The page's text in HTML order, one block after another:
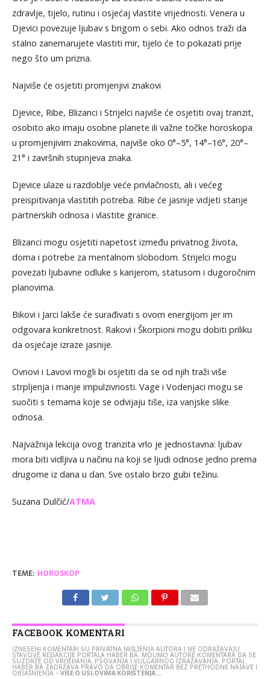
zdravlje, tijelo, rutinu i osjećaj vlastite vrijednosti. Venera u
Djevici povezuje ljubav s brigom o sebi. Ako odnos traži da
stalno zanemarujete vlastiti mir, tijelo će to pokazati prije
nego što um prizna.
Najviše će osjetiti promjenjivi znakovi
Djevice, Ribe, Blizanci i Strijelci najviše će osjetiti ovaj tranzit,
osobito ako imaju osobne planete ili važne točke horoskopa
u promjenjivim znakovima, najviše oko 0°–5°, 14°–16°, 20°–
21° i završnih stupnjeva znaka.
Djevice ulaze u razdoblje veće privlačnosti, ali i većeg
preispitivanja vlastitih potreba. Ribe će jasnije vidjeti stanje
partnerskih odnosa i vlastite granice.
Blizanci mogu osjetiti napetost između privatnog života,
doma i potrebe za mentalnom slobodom. Strijelci mogu
povezati ljubavne odluke s karijerom, statusom i dugoročnim
planovima.
Bikovi i Jarci lakše će surađivati s ovom energijom jer im
odgovara konkretnost. Rakovi i Škorpioni mogu dobiti priliku
da osjećaje izraze jasnije.
Ovnovi i Lavovi mogli bi osjetiti da se od njih traži više
strpljenja i manje impulzivnosti. Vage i Vodenjaci mogu se
suočiti s temama koje se odvijaju tiše, iza vanjske slike
odnosa.
Najvažnija lekcija ovog tranzita vrlo je jednostavna: ljubav
mora biti vidljiva u načinu na koji se ljudi odnose jedno prema
drugome iz dana u dan. Sve ostalo brzo gubi težinu.
Suzana Dulčić/ATMA
TEME: HOROSKOP
FACEBOOK KOMENTARI
IZNESENI KOMENTARI SU PRIVATNA MIŠLJENJA AUTORA I NE ODRAŽAVAJU
STAVOVE REDAKCIJE PORTALA HABER.BA. MOLIMO AUTORE KOMENTARA DA SE
SUZDRŽE OD VRIJEĐANJA, PSOVANJA I VULGARNOG IZRAŽAVANJA. PORTAL
HABER.BA ZADRŽAVA PRAVO DA OBRIŠE KOMENTAR BEZ PRETHODNE NAJAVE I
OBJAŠNJENJA -VIŠE O USLOVIMA KORIŠTENJA...